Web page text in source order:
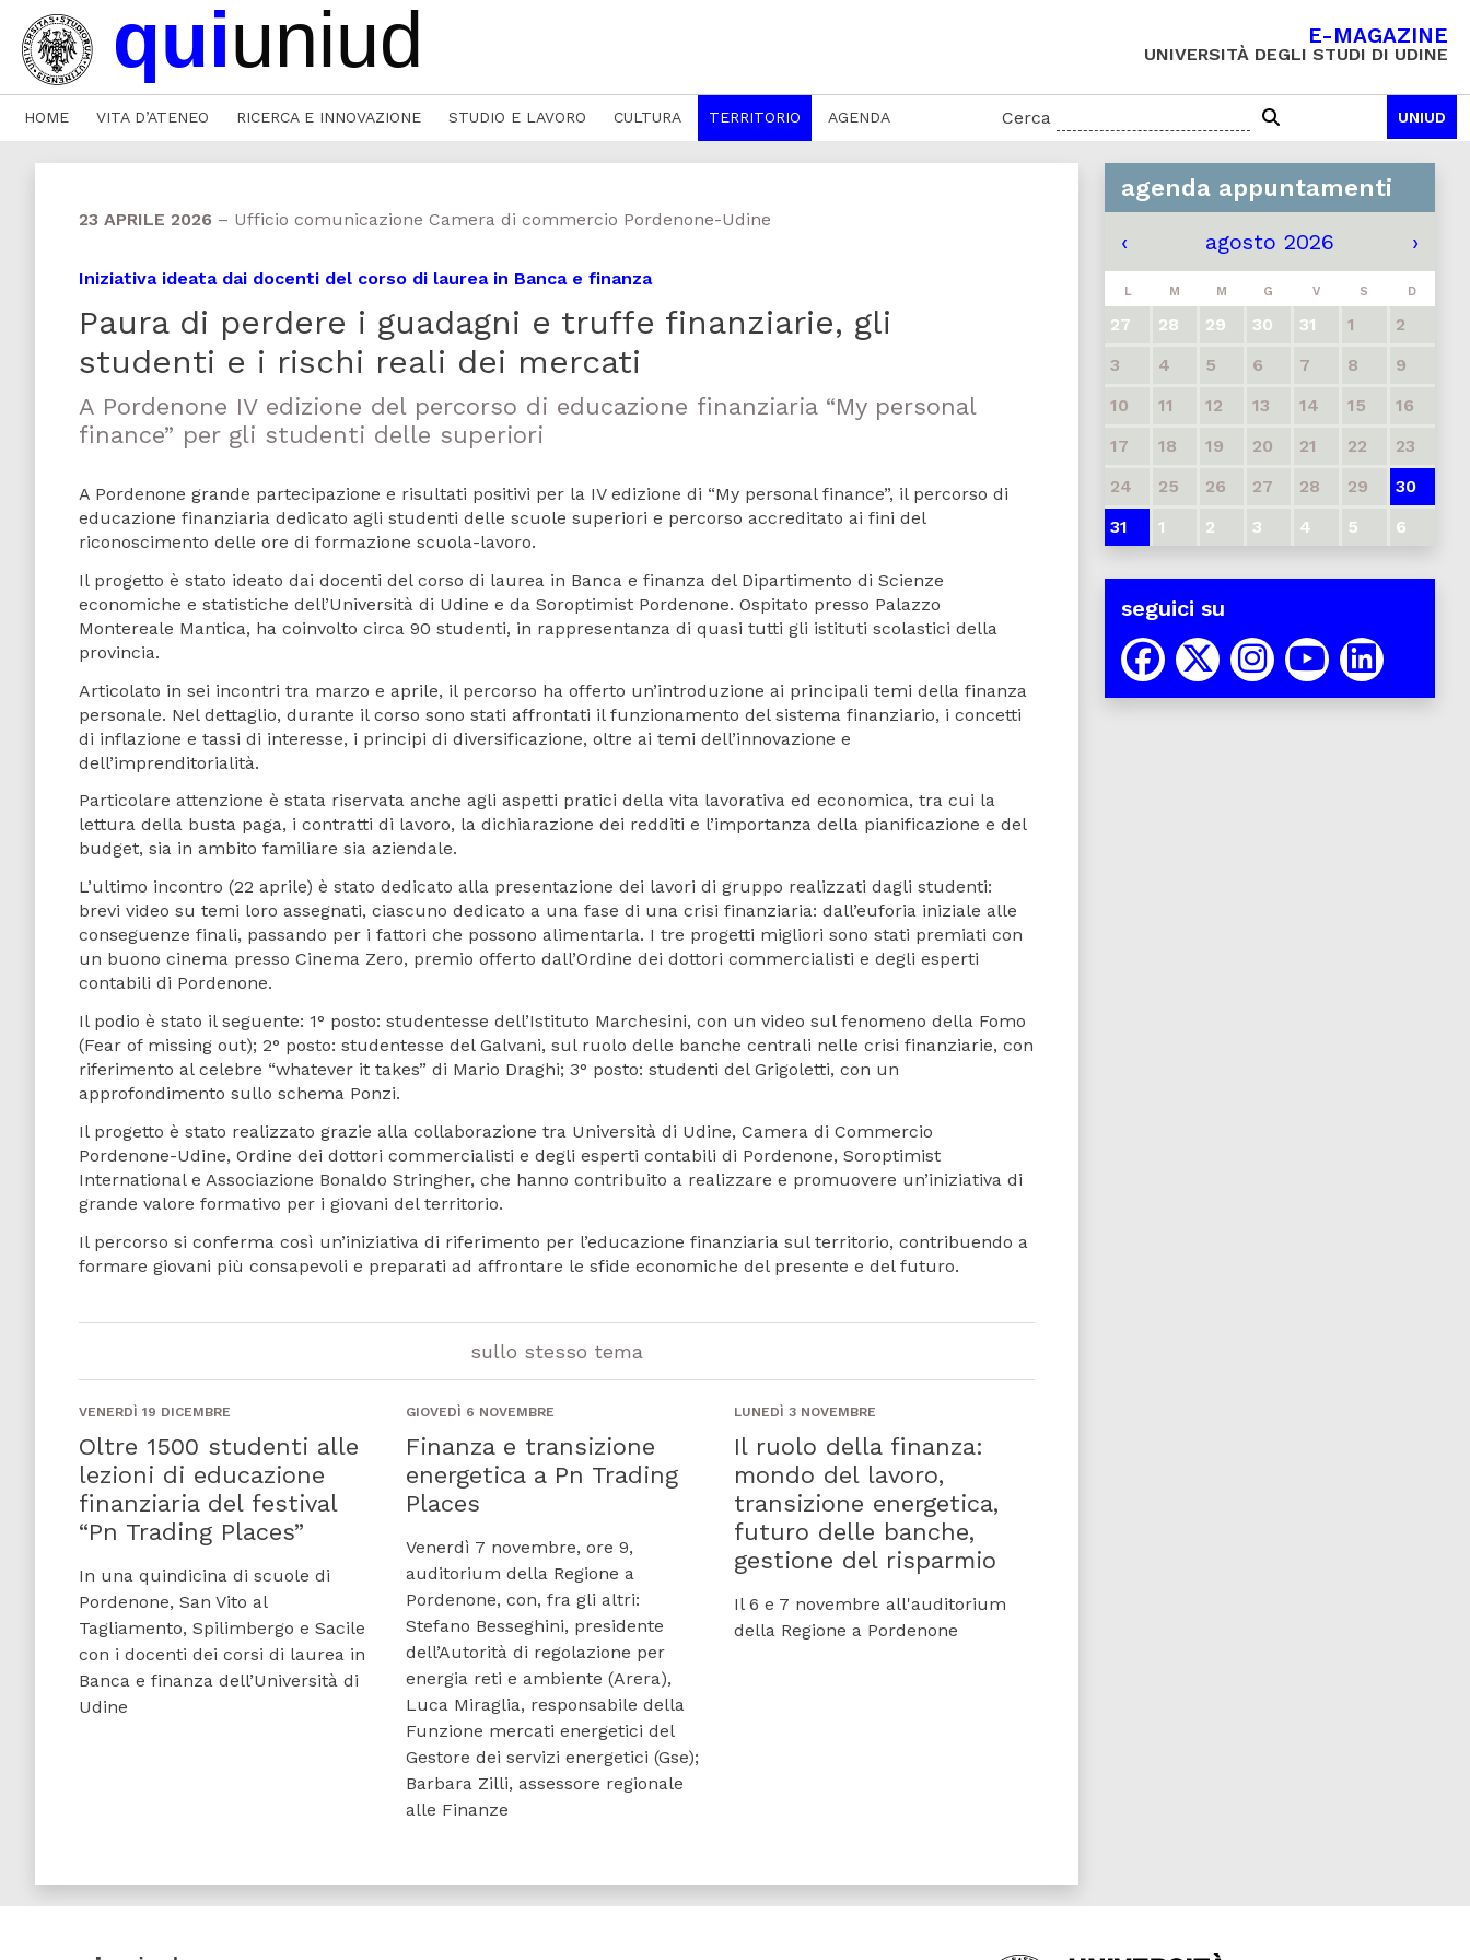
E-MAGAZINE
UNIVERSITÀ DEGLI STUDI DI UDINE
HOME VITA D’ATENEO RICERCA E INNOVAZIONE STUDIO E LAVORO CULTURA TERRITORIO AGENDA Cerca UNIUD
23 APRILE 2026 – Ufficio comunicazione Camera di commercio Pordenone-Udine
Iniziativa ideata dai docenti del corso di laurea in Banca e finanza
Paura di perdere i guadagni e truffe finanziarie, gli
studenti e i rischi reali dei mercati
A Pordenone IV edizione del percorso di educazione finanziaria “My personal
finance” per gli studenti delle superiori
A Pordenone grande partecipazione e risultati positivi per la IV edizione di “My personal finance”, il percorso di
educazione finanziaria dedicato agli studenti delle scuole superiori e percorso accreditato ai fini del
riconoscimento delle ore di formazione scuola-lavoro.
Il progetto è stato ideato dai docenti del corso di laurea in Banca e finanza del Dipartimento di Scienze
economiche e statistiche dell’Università di Udine e da Soroptimist Pordenone. Ospitato presso Palazzo
Montereale Mantica, ha coinvolto circa 90 studenti, in rappresentanza di quasi tutti gli istituti scolastici della
provincia.
Articolato in sei incontri tra marzo e aprile, il percorso ha offerto un’introduzione ai principali temi della finanza
personale. Nel dettaglio, durante il corso sono stati affrontati il funzionamento del sistema finanziario, i concetti
di inflazione e tassi di interesse, i principi di diversificazione, oltre ai temi dell’innovazione e
dell’imprenditorialità.
Particolare attenzione è stata riservata anche agli aspetti pratici della vita lavorativa ed economica, tra cui la
lettura della busta paga, i contratti di lavoro, la dichiarazione dei redditi e l’importanza della pianificazione e del
budget, sia in ambito familiare sia aziendale.
L’ultimo incontro (22 aprile) è stato dedicato alla presentazione dei lavori di gruppo realizzati dagli studenti:
brevi video su temi loro assegnati, ciascuno dedicato a una fase di una crisi finanziaria: dall’euforia iniziale alle
conseguenze finali, passando per i fattori che possono alimentarla. I tre progetti migliori sono stati premiati con
un buono cinema presso Cinema Zero, premio offerto dall’Ordine dei dottori commercialisti e degli esperti
contabili di Pordenone.
Il podio è stato il seguente: 1° posto: studentesse dell’Istituto Marchesini, con un video sul fenomeno della Fomo
(Fear of missing out); 2° posto: studentesse del Galvani, sul ruolo delle banche centrali nelle crisi finanziarie, con
riferimento al celebre “whatever it takes” di Mario Draghi; 3° posto: studenti del Grigoletti, con un
approfondimento sullo schema Ponzi.
Il progetto è stato realizzato grazie alla collaborazione tra Università di Udine, Camera di Commercio
Pordenone-Udine, Ordine dei dottori commercialisti e degli esperti contabili di Pordenone, Soroptimist
International e Associazione Bonaldo Stringher, che hanno contribuito a realizzare e promuovere un’iniziativa di
grande valore formativo per i giovani del territorio.
Il percorso si conferma così un’iniziativa di riferimento per l’educazione finanziaria sul territorio, contribuendo a
formare giovani più consapevoli e preparati ad affrontare le sfide economiche del presente e del futuro.
sullo stesso tema
VENERDÌ 19 DICEMBRE
Oltre 1500 studenti alle
lezioni di educazione
finanziaria del festival
“Pn Trading Places”
In una quindicina di scuole di
Pordenone, San Vito al
Tagliamento, Spilimbergo e Sacile
con i docenti dei corsi di laurea in
Banca e finanza dell’Università di
Udine
GIOVEDÌ 6 NOVEMBRE
Finanza e transizione
energetica a Pn Trading
Places
Venerdì 7 novembre, ore 9,
auditorium della Regione a
Pordenone, con, fra gli altri:
Stefano Besseghini, presidente
dell’Autorità di regolazione per
energia reti e ambiente (Arera),
Luca Miraglia, responsabile della
Funzione mercati energetici del
Gestore dei servizi energetici (Gse);
Barbara Zilli, assessore regionale
alle Finanze
LUNEDÌ 3 NOVEMBRE
Il ruolo della finanza:
mondo del lavoro,
transizione energetica,
futuro delle banche,
gestione del risparmio
Il 6 e 7 novembre all'auditorium
della Regione a Pordenone
agenda appuntamenti
‹ agosto 2026 ›
L M M G V S D
27 28 29 30 31 1
2
3
4 5 6 7 8
9
10
11 12 13 14 15
16
17
18 19 20 21 22
23
24
25 26 27 28 29
30
31
1 2 3 4 5 6
seguici su